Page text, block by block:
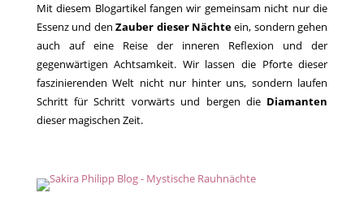
Mit diesem Blogartikel fangen wir gemeinsam nicht nur die
Essenz und denZauber dieser Nächteein, sondern gehen
auch auf eine Reise der inneren Reflexion und der
gegenwärtigen Achtsamkeit. Wir lassen die Pforte dieser
faszinierenden Welt nicht nur hinter uns, sondern laufen
Schritt für Schritt vorwärts und bergen die Diamanten
dieser magischen Zeit.